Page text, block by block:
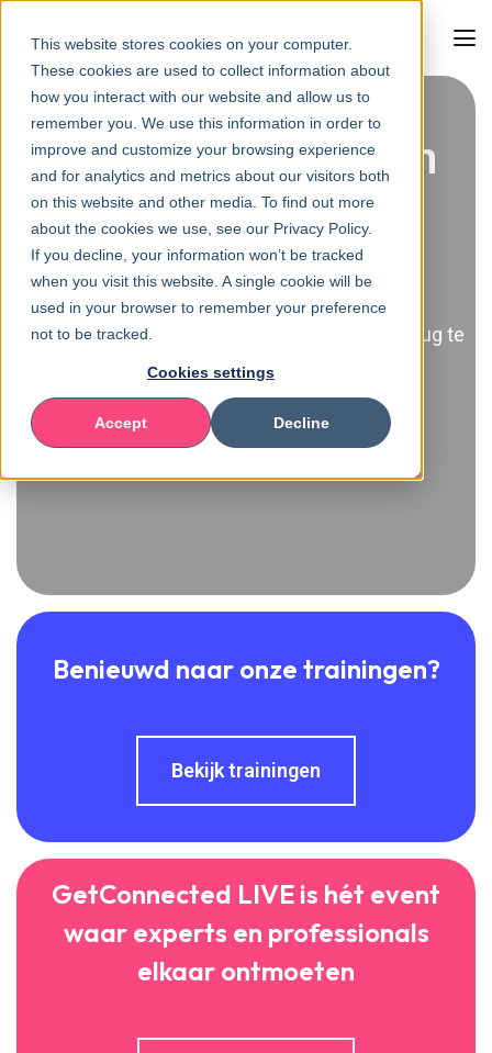
This website stores cookies on your computer.
These cookies are used to collect information about
how you interact with our website and allow us to
remember you. We use this information in order to
improve and customize your browsing experience
and for analytics and metrics about our visitors both
on this website and other media. To find out more
about the cookies we use, see our Privacy Policy.
If you decline, your information won’t be tracked
when you visit this website. A single cookie will be
used in your browser to remember your preference
not to be tracked.
Cookies settings
Accept Decline
Hulp bij vastgelopen
transformaties
Wanneer transformatie stokt, helpt
praktijkervaring om beweging én richting terug te
Benieuwd naar onze trainingen?
Bekijk trainingen
GetConnected LIVE is hét event
waar experts en professionals
elkaar ontmoeten